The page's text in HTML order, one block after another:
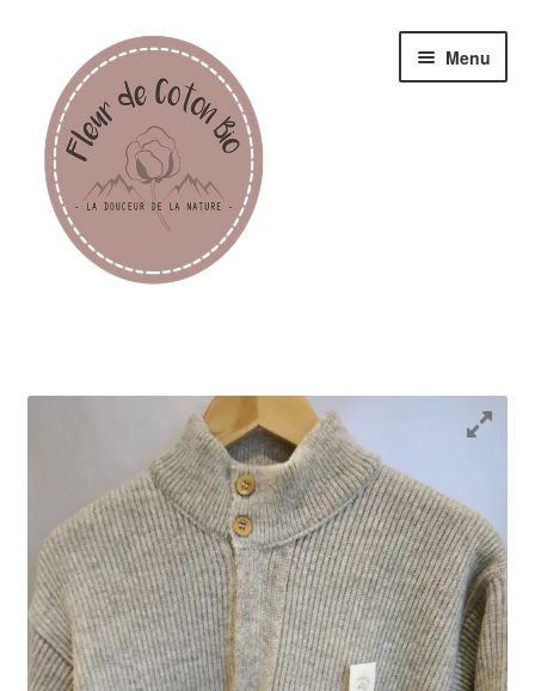
Menu
Homme
Accessoires
Mon compte
Panier